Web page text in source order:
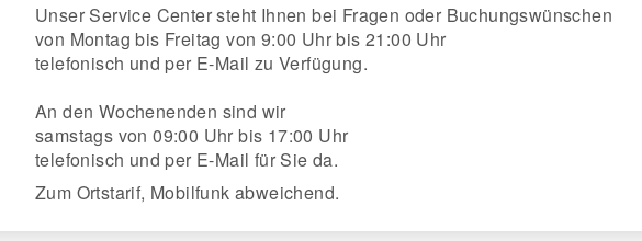
Unser Service Center steht Ihnen bei Fragen oder Buchungswünschen
von Montag bis Freitag von 9:00 Uhr bis 21:00 Uhr
telefonisch und per E-Mail zu Verfügung.
An den Wochenenden sind wir
samstags von 09:00 Uhr bis 17:00 Uhr
telefonisch und per E-Mail für Sie da.
Zum Ortstarif, Mobilfunk abweichend.